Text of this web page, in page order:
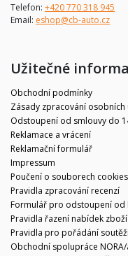
Telefon: +420 770 318 945
Email: eshop@cb-auto.cz
Užitečné
Obchodní podmínky
Zásady zpracování osobních
Odstoupení od smlouvy do
Reklamace a vrácení
Reklamační formulář
Impressum
Poučení o souborech cookies
Pravidla zpracování recenzí
Formulář pro odstoupení od
Pravidla řazení nabídek zboží
Pravidla pro pořádání soutěží
Obchodní spolupráce